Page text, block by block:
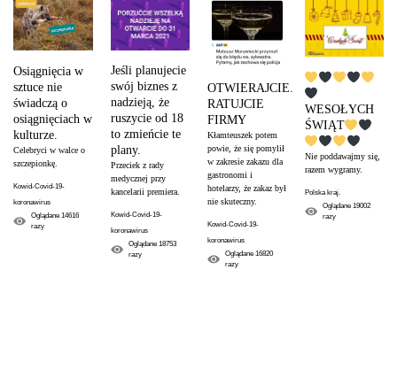
Osiągnięcia w
sztuce nie
świadczą o
osiągnięciach w
kulturze.
Celebryci w walce o
szczepionkę.
Kowid-Covid-19-
koronawirus
Oglądane 14616
razy
Jeśli planujecie
swój biznes z
nadzieją, że
ruszycie od 18
to zmieńcie te
plany.
Przeciek z rady
medycznej przy
kancelarii premiera.
Kowid-Covid-19-
koronawirus
Oglądane18753
razy
OTWIERAJCIE.
RATUJCIE
FIRMY
Kłamteuszek potem
powie, że się pomylił
w zakresie zakazu dla
gastronomi i
hotelarzy, że zakaz był
nie skuteczny.
Kowid-Covid-19-
koronawirus
Oglądane 16820
razy
WESOŁYCH
ŚWIĄT
Nie poddawajmy się,
razem wygramy.
Polska kraj.
Oglądane19002
razy